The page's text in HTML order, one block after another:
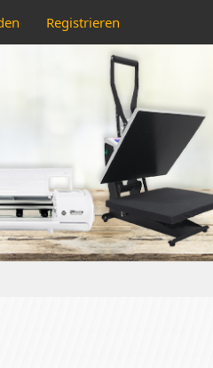
Registrieren